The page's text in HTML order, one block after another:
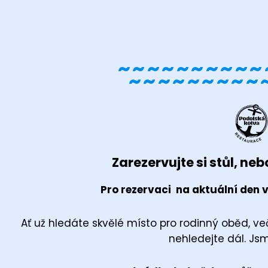
Zarezervujte si stůl,
Pro rezervaci na aktuální den
Ať už hledáte skvělé místo pro rodinný oběd,
nehledejte dál.